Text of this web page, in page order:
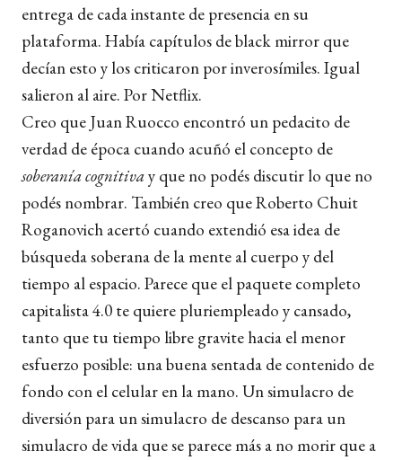
entrega de cada instante de presencia en su
plataforma. Había capítulos de black mirror que
decían esto y los criticaron por inverosímiles. Igual
salieron al aire. Por Netflix.
Creo que Juan Ruocco encontró un pedacito de
verdad de época cuando acuñó el concepto de
soberanía cognitivay que no podés discutir lo que no
podés nombrar. También creo que Roberto Chuit
Roganovich acertó cuando extendió esa idea de
búsqueda soberana de la mente al cuerpo y del
tiempo al espacio. Parece que el paquete completo
capitalista 4.0 te quiere pluriempleado y cansado,
tanto que tu tiempo libre gravite hacia el menor
esfuerzo posible: una buena sentada de contenido de
fondo con el celular en la mano. Un simulacro de
diversión para un simulacro de descanso para un
simulacro de vida que se parece más a no morir que a